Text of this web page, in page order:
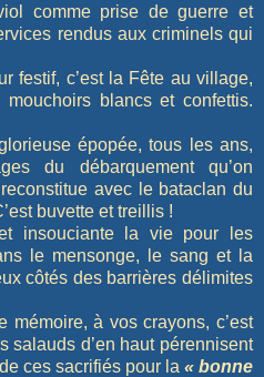
comme prise de guerre et
rendus aux criminels qui
festif, c’est la Fête au village,
blancs et confettis.
épopée, tous les ans,
du débarquement qu’on
avec le bataclan du
buvette et treillis !
insouciante la vie pour les
le mensonge, le sang et la
côtés des barrières délimites
mémoire, à vos crayons, c’est
salauds d’en haut pérennisent
ces sacrifiés pour la « bonne